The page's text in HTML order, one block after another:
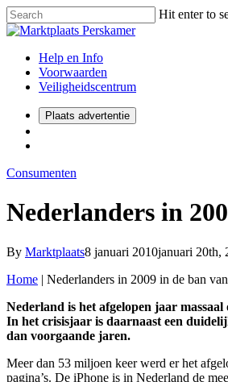
Hit enter to
Help en Info
Voorwaarden
Veiligheidscentrum
Plaats advertentie
Consumenten
Nederlanders in
By Marktplaats8 januari 2010januari 20th,
Home | Nederlanders in 2009 in de ban
Nederland is het afgelopen jaar
In het crisisjaar is daarnaast een
dan voorgaande jaren.
Meer dan 53 miljoen keer werd er het
pagina’s. De iPhone is in Nederland de